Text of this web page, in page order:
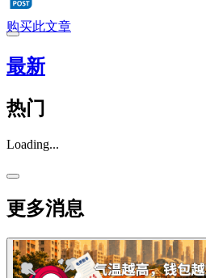
购买此文章
最新
热门
Loading...
更多消息